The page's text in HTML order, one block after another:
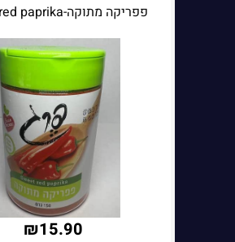
פפריקה מתוקה-Sweet red paprika
₪15.90